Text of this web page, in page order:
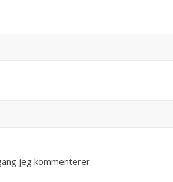
jeg kommenterer.